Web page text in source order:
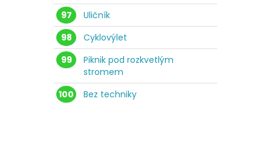
97
Uličník
98
Cyklovýlet
99
Piknik pod rozkvetlým
stromem
100
Bez techniky